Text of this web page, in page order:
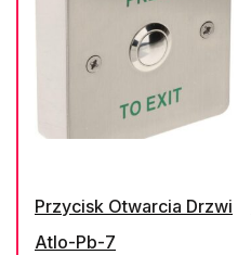
Przycisk Otwarcia Drzwi
Atlo-Pb-7